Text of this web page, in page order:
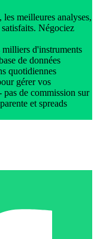
les meilleures analyses,
Négociez
milliers d'instruments
de données
quotidiennes
gérer vos
pas de commission sur
et spreads